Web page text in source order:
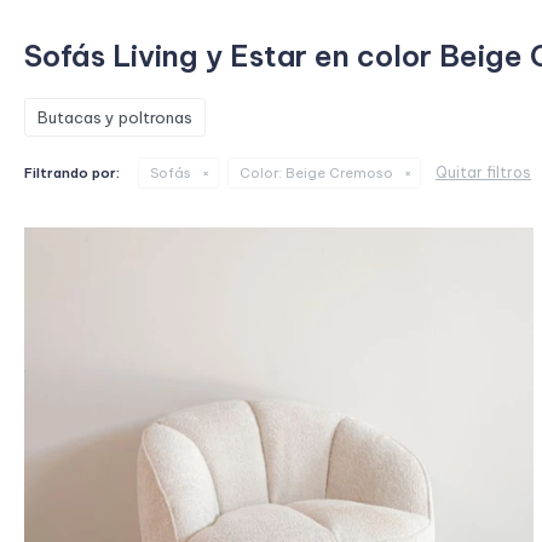
Sofás Living y Estar en color Beige
Butacas y poltronas
Filtrando por: Sofás Color: Beige Cremoso Quitar filtros